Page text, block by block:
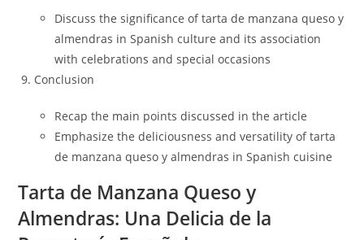
Discuss the significance of tarta de manzana queso y
almendras in Spanish culture and its association
with celebrations and special occasions
Conclusion
Recap the main points discussed in the article
Emphasize the deliciousness and versatility of tarta
de manzana queso y almendras in Spanish cuisine
Tarta de Manzana Queso y
Almendras: Una Delicia de la